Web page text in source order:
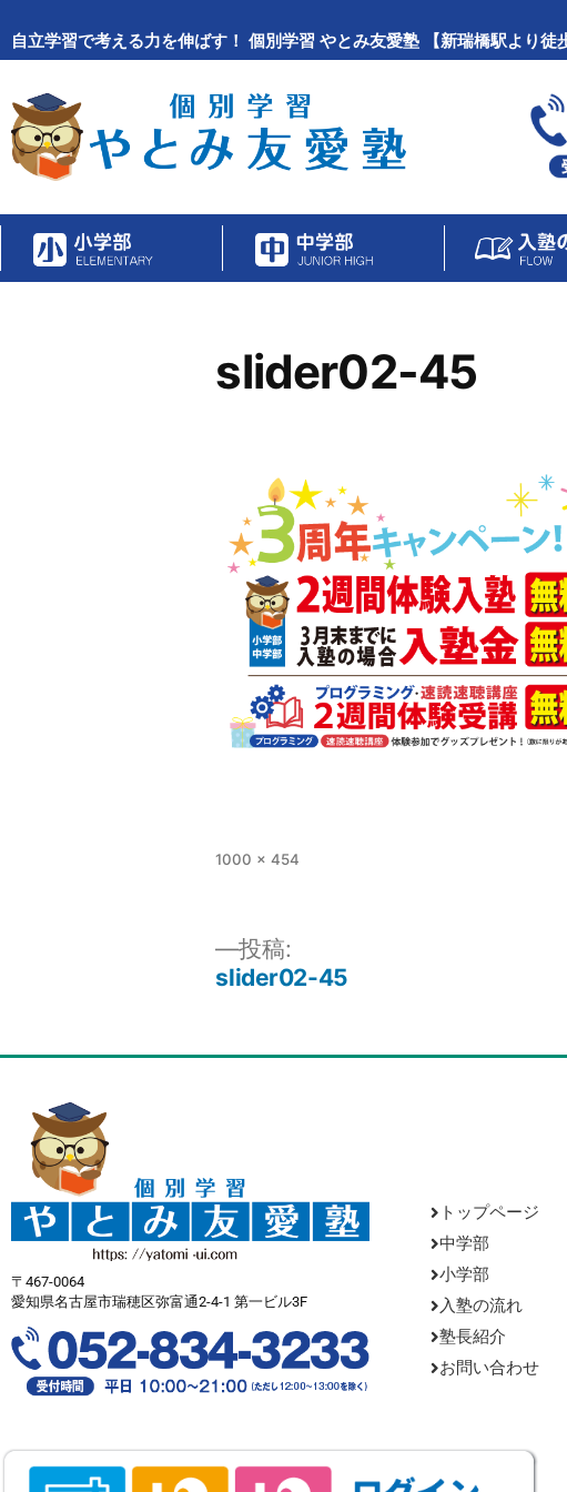
自立学習で考える力を伸ばす！ 個別学習 やとみ友愛塾 【新瑞橋駅より徒
slider02-45
1000 × 454
投稿:
slider02-45
〒467-0064
愛知県名古屋市瑞穂区弥富通2-4-1 第一ビル3F
トップページ
中学部
小学部
入塾の流れ
塾長紹介
お問い合わせ